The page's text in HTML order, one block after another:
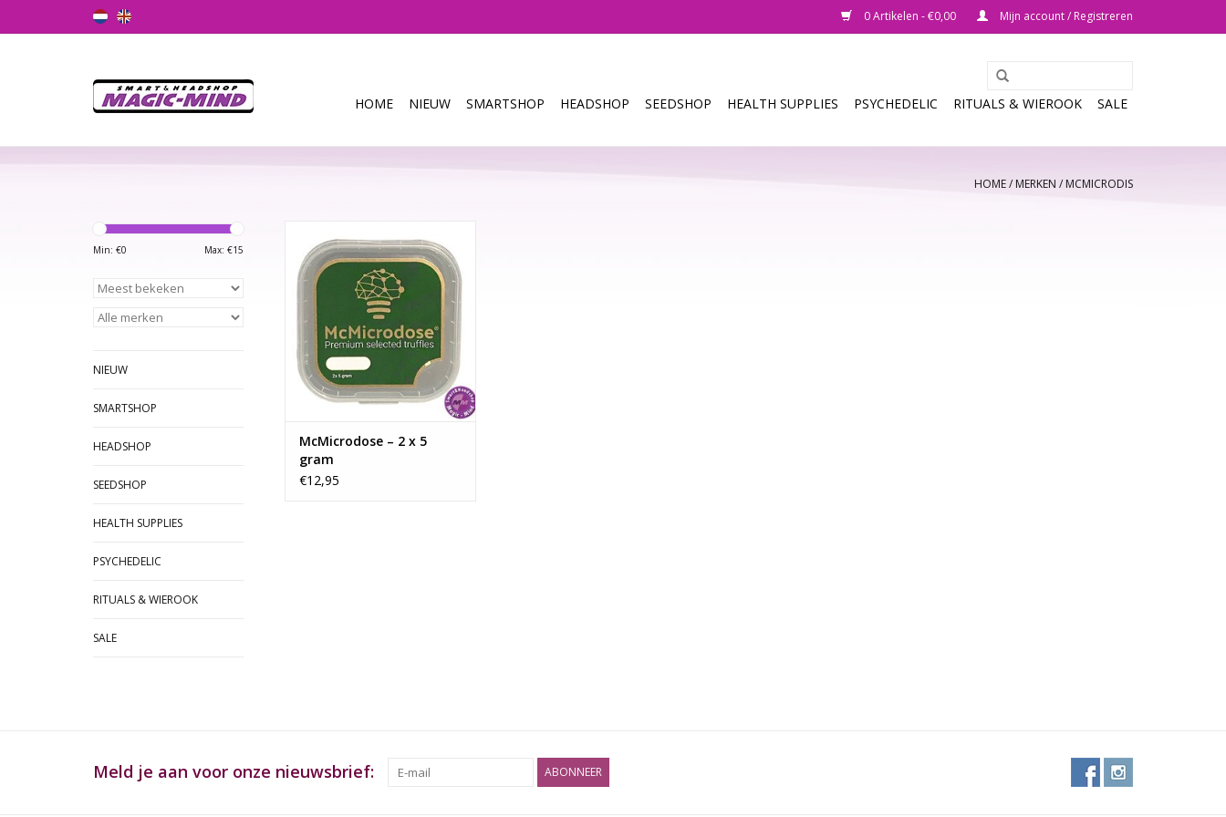
0 Artikelen - €0,00 Mijn account / Registreren
HOME NIEUW SMARTSHOP HEADSHOP SEEDSHOP HEALTH SUPPLIES PSYCHEDELIC RITUALS & WIEROOK SALE
HOME/MERKEN / MCMICRODIS
Min: €0 Max: €15
NIEUW
SMARTSHOP
HEADSHOP
SEEDSHOP
HEALTH SUPPLIES
PSYCHEDELIC
RITUALS & WIEROOK
SALE
truffels en bevat natuurlijke
psilocybine. De mix is speciaal
samengesteld op basis van de
beste eigenschappen voor
microdosing. Microdoseren was
nog nooit zo betrouwbaar en
effectief!
TOEVOEGEN AAN WINKELWAGEN
McMicrodose – 2 x 5
gram
€12,95
Meld je aan voor onze nieuwsbrief: ABONNEER